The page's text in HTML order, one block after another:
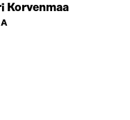
Korvenmaa